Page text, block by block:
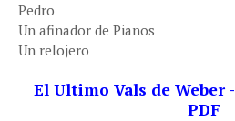
Pedro
Un afinador de Pianos
Un relojero
El Ultimo Vals de Weber
PDF